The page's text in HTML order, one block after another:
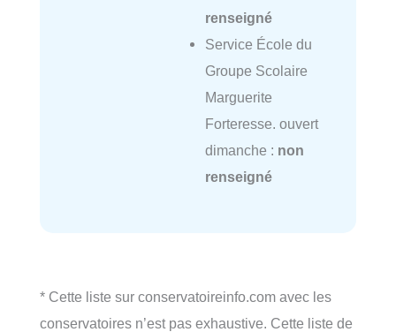
renseigné
Service École du
Groupe Scolaire
Marguerite
Forteresse. ouvert
dimanche : non
renseigné
* Cette liste sur conservatoireinfo.com avec les
conservatoires n’est pas exhaustive. Cette liste de